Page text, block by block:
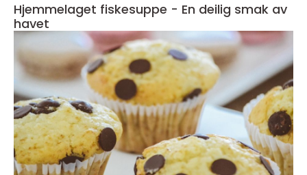
Hjemmelaget fiskesuppe - En deilig smak av
havet